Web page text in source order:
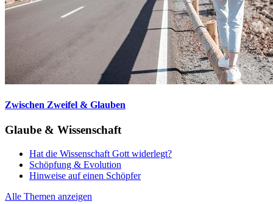
Zwischen Zweifel & Glauben
Glaube & Wissenschaft
Hat die Wissenschaft Gott widerlegt?
Schöpfung & Evolution
Hinweise auf einen Schöpfer
Alle Themen anzeigen